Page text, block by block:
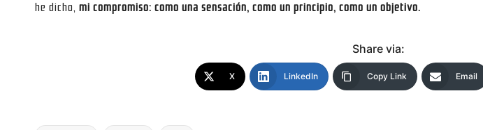
he dicho, mi compromiso: como una sensación, como un principio, como un objetivo.
Share via:
X LinkedIn Copy Link Email